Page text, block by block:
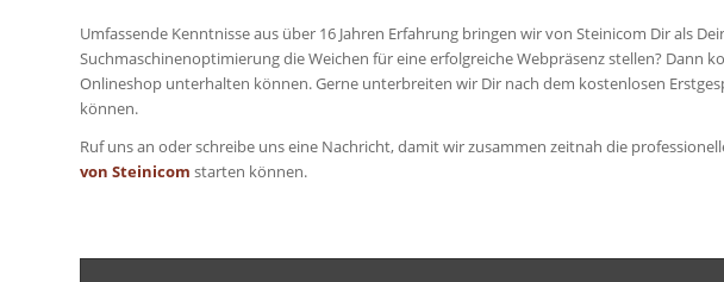
Umfassende Kenntnisse aus über 16 Jahren Erfahrung bringen wir von Steinicom Dir als
Suchmaschinenoptimierung die Weichen für eine erfolgreiche Webpräsenz stellen? Dann
Onlineshop unterhalten können. Gerne unterbreiten wir Dir nach dem kostenlosen
können.
Ruf uns an oder schreibe uns eine Nachricht, damit wir zusammen zeitnah die
von Steinicom starten können.